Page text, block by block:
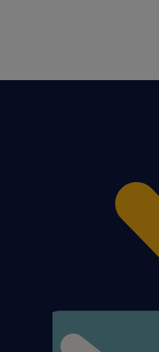
na start: od 5 400 zł
co już potrafisz).
w Tobie